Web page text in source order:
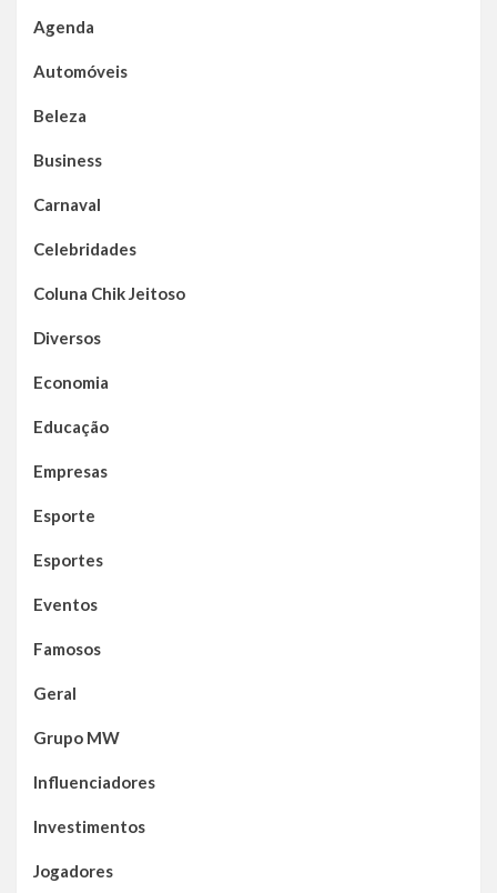
Agenda
Automóveis
Beleza
Business
Carnaval
Celebridades
Coluna Chik Jeitoso
Diversos
Economia
Educação
Empresas
Esporte
Esportes
Eventos
Famosos
Geral
Grupo MW
Influenciadores
Investimentos
Jogadores